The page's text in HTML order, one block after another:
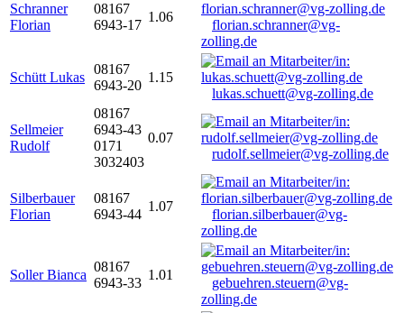
Schranner
Florian
08167
6943-17
1.06
florian.schranner@vg-
zolling.de
Schütt Lukas
08167
6943-20
1.15
lukas.schuett@vg-zolling.de
Sellmeier
Rudolf
08167
6943-43
0171
3032403
0.07
rudolf.sellmeier@vg-zolling.de
Silberbauer
Florian
08167
6943-44
1.07
florian.silberbauer@vg-
zolling.de
Soller Bianca
08167
6943-33
1.01
gebuehren.steuern@vg-
zolling.de